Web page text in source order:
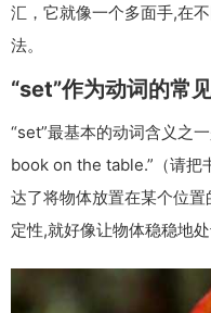
汇，它就像一个多面手,在
法。
“set”作为动词的常
“set”最基本的动词含义之
book on the table.”（请把
达了将物体放置在某个位
定性,就好像让物体稳稳地处